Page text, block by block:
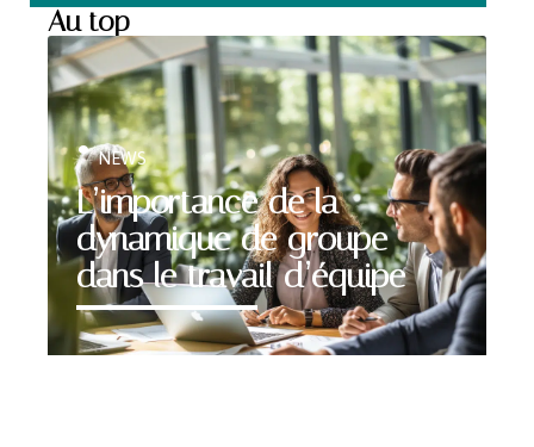
Au top
L’importance de la
dynamique de groupe
dans le travail d’équipe
NEWS